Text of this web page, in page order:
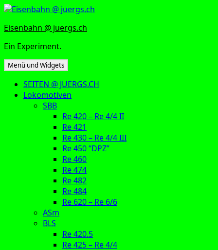
Zum
springen
Eisenbahn @ juergs.ch
Ein Experiment.
Menü und Widgets
SEITEN @ JUERGS.CH
Lokomotiven
SBB
Re 420 – Re 4/4 II
Re 421
Re 430 – Re 4/4 III
Re 450 “DPZ”
Re 460
Re 474
Re 482
Re 484
Re 620 – Re 6/6
ASm
BLS
Re 420.5
Re 425 – Re 4/4